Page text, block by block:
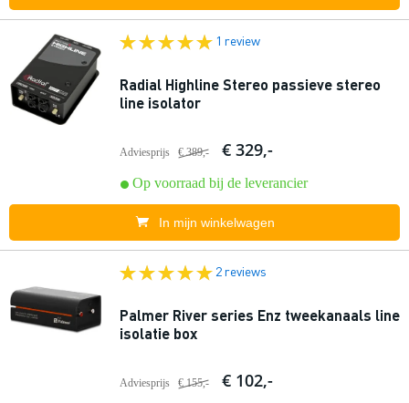
1 review
Radial Highline Stereo passieve stereo
line isolator
Adviesprijs € 389,- € 329,-
Op voorraad bij de leverancier
In mijn winkelwagen
2 reviews
Palmer River series Enz tweekanaals line
isolatie box
Adviesprijs € 155,- € 102,-